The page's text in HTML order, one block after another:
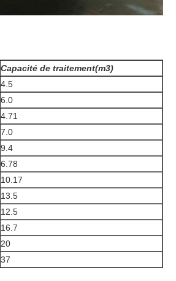
Capacité de traitement(m3)
4.5
6.0
4.71
7.0
9.4
6.78
10.17
13.5
12.5
16.7
20
37